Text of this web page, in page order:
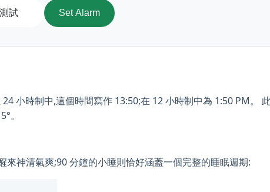
測試 Set Alarm
小時制中,這個時間寫作 13:50;在 12 小時制中為 1:50 PM。
。
神清氣爽;90 分鐘的小睡則恰好涵蓋一個完整的睡眠週期: